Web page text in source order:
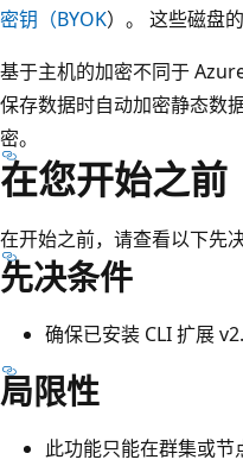
密钥（BYOK）。 这些磁盘
基于主机的加密不同于
保存数据时自动加密静态数
密。
在您开始之前
在开始之前，请查看以下先
先决条件
确保已安装 CLI 扩展
局限性
此功能只能在群集或节